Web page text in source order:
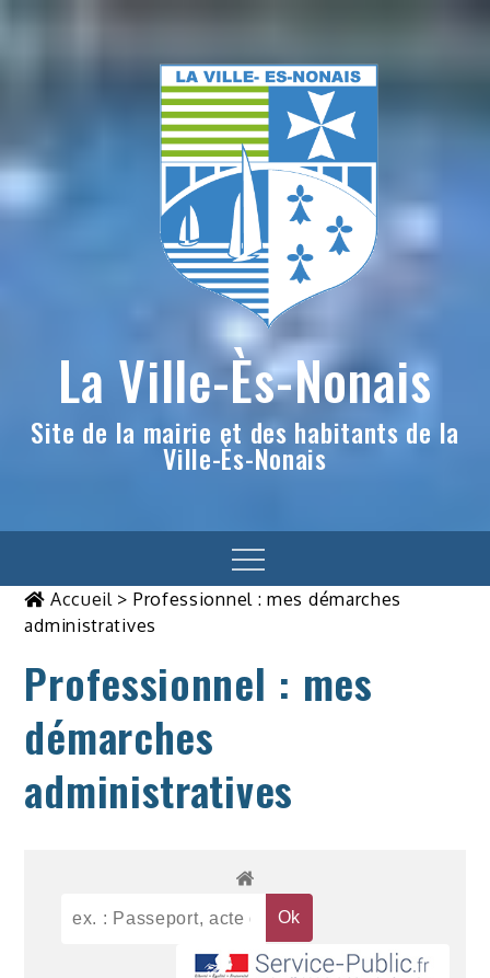
La Ville-Ès-Nonais
Site de la mairie et des habitants de la
Ville-Ès-Nonais
Menu
Accueil> Professionnel : mes démarches
administratives
Professionnel : mes
démarches
administratives